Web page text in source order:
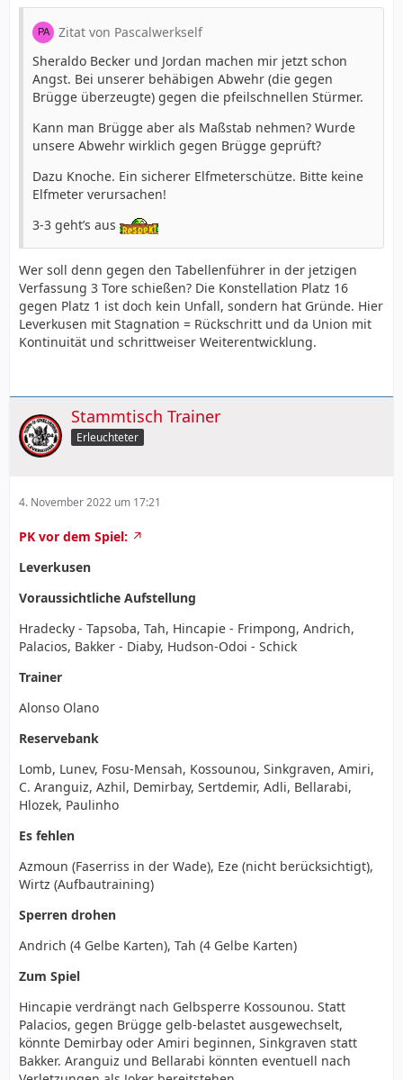
Zitat von Pascalwerkself
Sheraldo Becker und Jordan machen mir jetzt schon
Angst. Bei unserer behäbigen Abwehr (die gegen
Brügge überzeugte) gegen die pfeilschnellen Stürmer.
Kann man Brügge aber als Maßstab nehmen? Wurde
unsere Abwehr wirklich gegen Brügge geprüft?
Dazu Knoche. Ein sicherer Elfmeterschütze. Bitte keine
Elfmeter verursachen!
3-3 geht’s aus
Wer soll denn gegen den Tabellenführer in der jetzigen
Verfassung 3 Tore schießen? Die Konstellation Platz 16
gegen Platz 1 ist doch kein Unfall, sondern hat Gründe. Hier
Leverkusen mit Stagnation = Rückschritt und da Union mit
Kontinuität und schrittweiser Weiterentwicklung.
Stammtisch Trainer
Erleuchteter
4. November 2022 um 17:21
PK vor dem Spiel:
Leverkusen
Voraussichtliche Aufstellung
Hradecky - Tapsoba, Tah, Hincapie - Frimpong, Andrich,
Palacios, Bakker - Diaby, Hudson-Odoi - Schick
Trainer
Alonso Olano
Reservebank
Lomb, Lunev, Fosu-Mensah, Kossounou, Sinkgraven, Amiri,
C. Aranguiz, Azhil, Demirbay, Sertdemir, Adli, Bellarabi,
Hlozek, Paulinho
Es fehlen
Azmoun (Faserriss in der Wade), Eze (nicht berücksichtigt),
Wirtz (Aufbautraining)
Sperren drohen
Andrich (4 Gelbe Karten), Tah (4 Gelbe Karten)
Zum Spiel
Hincapie verdrängt nach Gelbsperre Kossounou. Statt
Palacios, gegen Brügge gelb-belastet ausgewechselt,
könnte Demirbay oder Amiri beginnen, Sinkgraven statt
Bakker. Aranguiz und Bellarabi könnten eventuell nach